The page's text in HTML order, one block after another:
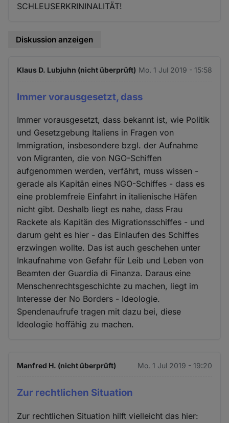
SCHLEUSERKRININALITÄT!
Diskussion anzeigen
Klaus D. Lubjuhn (nicht überprüft) Mo. 1 Jul 2019 - 15:58
Immer vorausgesetzt, dass
Immer vorausgesetzt, dass bekannt ist, wie Politik
und Gesetzgebung Italiens in Fragen von
Immigration, insbesondere bzgl. der Aufnahme
von Migranten, die von NGO-Schiffen
aufgenommen werden, verfährt, muss wissen -
gerade als Kapitän eines NGO-Schiffes - dass es
eine problemfreie Einfahrt in italienische Häfen
nicht gibt. Deshalb liegt es nahe, dass Frau
Rackete als Kapitän des Migrationsschiffes - und
darum geht es hier - das Einlaufen des Schiffes
erzwingen wollte. Das ist auch geschehen unter
Inkaufnahme von Gefahr für Leib und Leben von
Beamten der Guardia di Finanza. Daraus eine
Menschenrechtsgeschichte zu machen, liegt im
Interesse der No Borders - Ideologie.
Spendenaufrufe tragen mit dazu bei, diese
Ideologie hoffähig zu machen.
Manfred H. (nicht überprüft) Mo. 1 Jul 2019 - 19:20
Zur rechtlichen Situation
Zur rechtlichen Situation hilft vielleicht das hier: